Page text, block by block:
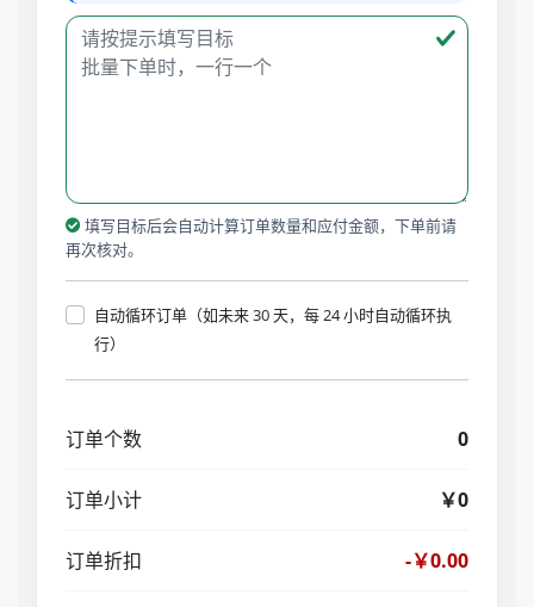
填写目标后会自动计算订单数量和应付金额，下单前请
再次核对。
自动循环订单（如未来 30 天，每 24 小时自动循环执
行）
订单个数 0
订单小计 ￥0
订单折扣 -￥0.00